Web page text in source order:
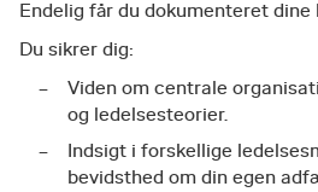
Endelig får du dokumenteret
Du sikrer dig:
Viden om centrale
og ledelsesteorier.
Indsigt i forskellige
bevidsthed om din egen